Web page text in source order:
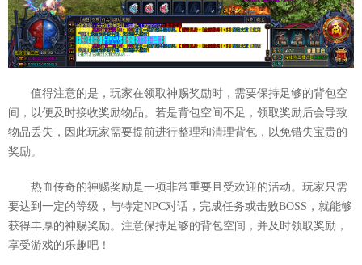
值得注意的是，玩家在领取神赐奖励时，需要保持足够的背包空
间，以便及时接收奖励物品。若是背包空间不足，领取奖励后会导致
物品丢失，因此玩家需要提前进行整理和清理背包，以免错失宝贵的
奖励。
热血传奇的神赐奖励是一项非常重要且受欢迎的活动。玩家只需
要达到一定的等级，与特定NPC对话，完成任务或击败BOSS，就能够
获得丰厚的神赐奖励。注意保持足够的背包空间，并及时领取奖励，
享受游戏的乐趣吧！